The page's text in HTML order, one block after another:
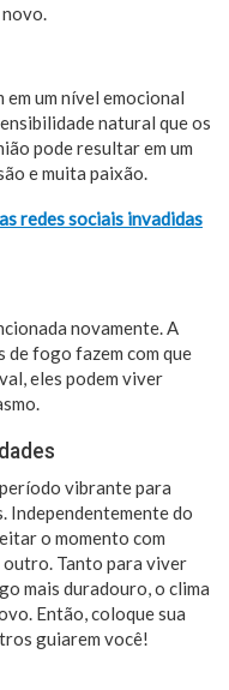
em um nível emocional
natural que os
pode resultar em um
e muita paixão.
redes sociais invadidas
novamente. A
de fogo fazem com que
eles podem viver
vibrante para
Independentemente do
o momento com
Tanto para viver
mais duradouro, o clima
Então, coloque sua
guiarem você!